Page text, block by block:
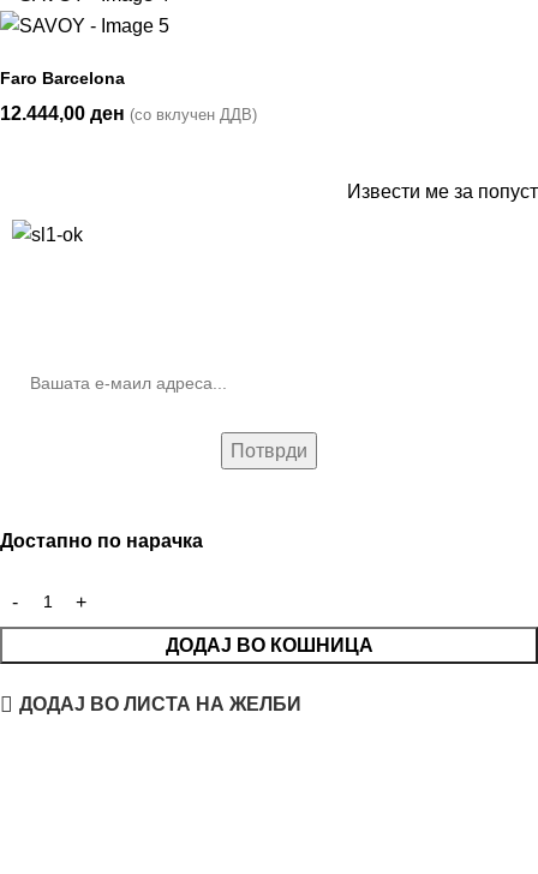
Faro Barcelona
12.444,00 ден (со вклучен ДДВ)
Извести ме за попуст
Достапно по нарачка
ДОДАЈ ВО КОШНИЦА
ДОДАЈ ВО ЛИСТА НА ЖЕЛБИ